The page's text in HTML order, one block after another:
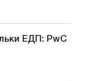
ЕДП: PwC